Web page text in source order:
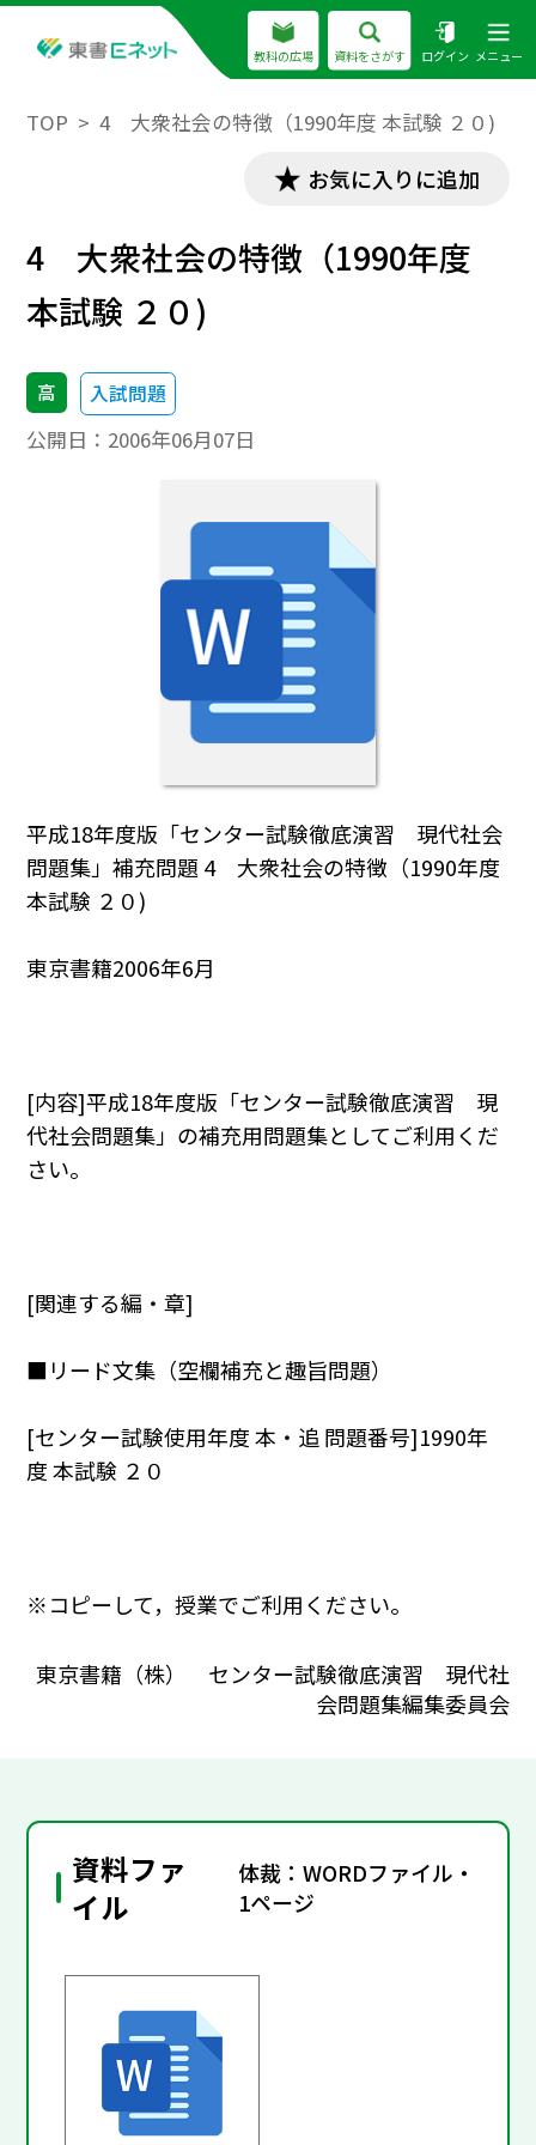
教科の広場 資料をさがす ログイン メニュー
TOP 4 大衆社会の特徴（1990年度 本試験 ２０)
お気に入りに追加
4 大衆社会の特徴（1990年度
本試験 ２０)
高 入試問題
公開日： 2006年06月07日
平成18年度版「センター試験徹底演習 現代社会
問題集」補充問題 4 大衆社会の特徴（1990年度
本試験 ２０)
東京書籍2006年6月
[内容]平成18年度版「センター試験徹底演習 現
代社会問題集」の補充用問題集としてご利用くだ
さい。
[関連する編・章]
■リード文集（空欄補充と趣旨問題）
[センター試験使用年度 本・追 問題番号]1990年
度 本試験 ２０
※コピーして，授業でご利用ください。
東京書籍（株） センター試験徹底演習 現代社
会問題集編集委員会
資料ファ
イル
体裁：WORDファイル・
1ページ